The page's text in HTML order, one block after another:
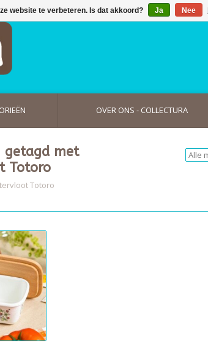
OVER ONS - COLLECTURA
getagd met
Totoro
Totoro
website te verbeteren. Is dat akkoord? Ja Nee